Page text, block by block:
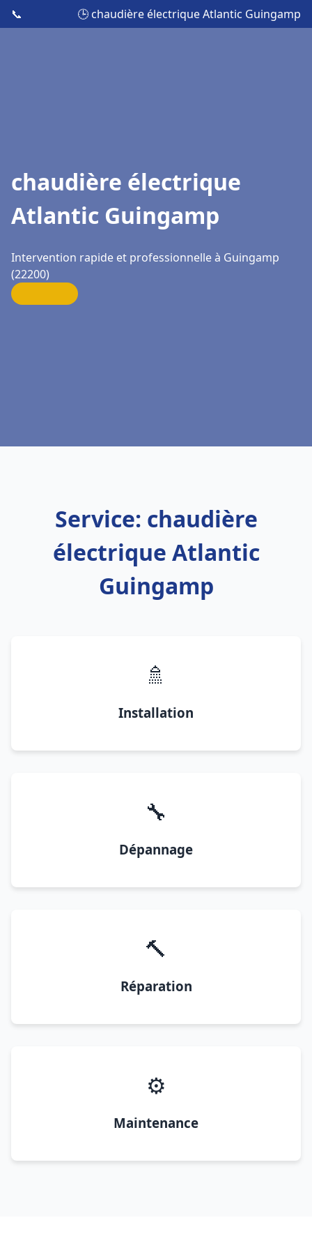
📞 🕒 chaudière électrique Atlantic Guingamp
chaudière électrique
Atlantic Guingamp
Intervention rapide et professionnelle à Guingamp
(22200)
Service: chaudière
électrique Atlantic
Guingamp
🚿
Installation
🔧
Dépannage
🔨
Réparation
⚙️
Maintenance